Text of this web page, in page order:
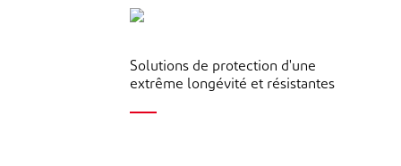
Solutions de protection d'une
extrême longévité et résistantes